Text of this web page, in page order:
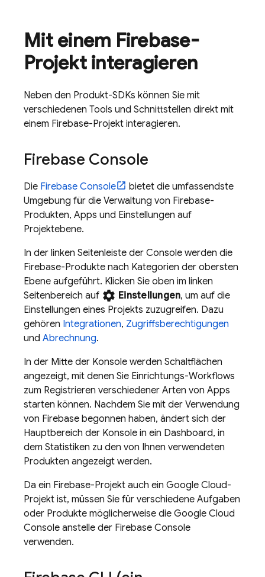
Mit einem Firebase-
Projekt interagieren
Neben den Produkt-SDKs können Sie mit
verschiedenen Tools und Schnittstellen direkt mit
einem Firebase-Projekt interagieren.
Firebase Console
Die Firebase Console
bietet die umfassendste
Umgebung für die Verwaltung von Firebase-
Produkten, Apps und Einstellungen auf
Projektebene.
In der linken Seitenleiste der Console werden die
Firebase-Produkte nach Kategorien der obersten
Ebene aufgeführt. Klicken Sie oben im linken
Seitenbereich auf settings Einstellungen, um auf die
Einstellungen eines Projekts zuzugreifen. Dazu
gehören Integrationen, Zugriffsberechtigungen
und Abrechnung.
In der Mitte der Konsole werden Schaltflächen
angezeigt, mit denen Sie Einrichtungs-Workflows
zum Registrieren verschiedener Arten von Apps
starten können. Nachdem Sie mit der Verwendung
von Firebase begonnen haben, ändert sich der
Hauptbereich der Konsole in ein Dashboard, in
dem Statistiken zu den von Ihnen verwendeten
Produkten angezeigt werden.
Da ein Firebase-Projekt auch ein Google Cloud-
Projekt ist, müssen Sie für verschiedene Aufgaben
oder Produkte möglicherweise die Google Cloud
Console anstelle der Firebase Console
verwenden.